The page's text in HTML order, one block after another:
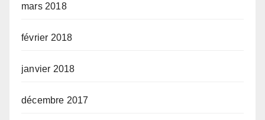
mars 2018
février 2018
janvier 2018
décembre 2017